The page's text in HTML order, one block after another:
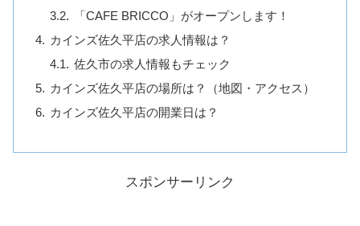
「CAFE BRICCO」がオープンします！
カインズ佐久平店の求人情報は？
佐久市の求人情報もチェック
カインズ佐久平店の場所は？（地図・アクセス）
カインズ佐久平店の開業日は？
スポンサーリンク